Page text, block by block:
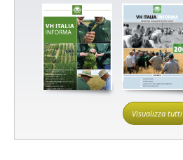
Visualizza tutti